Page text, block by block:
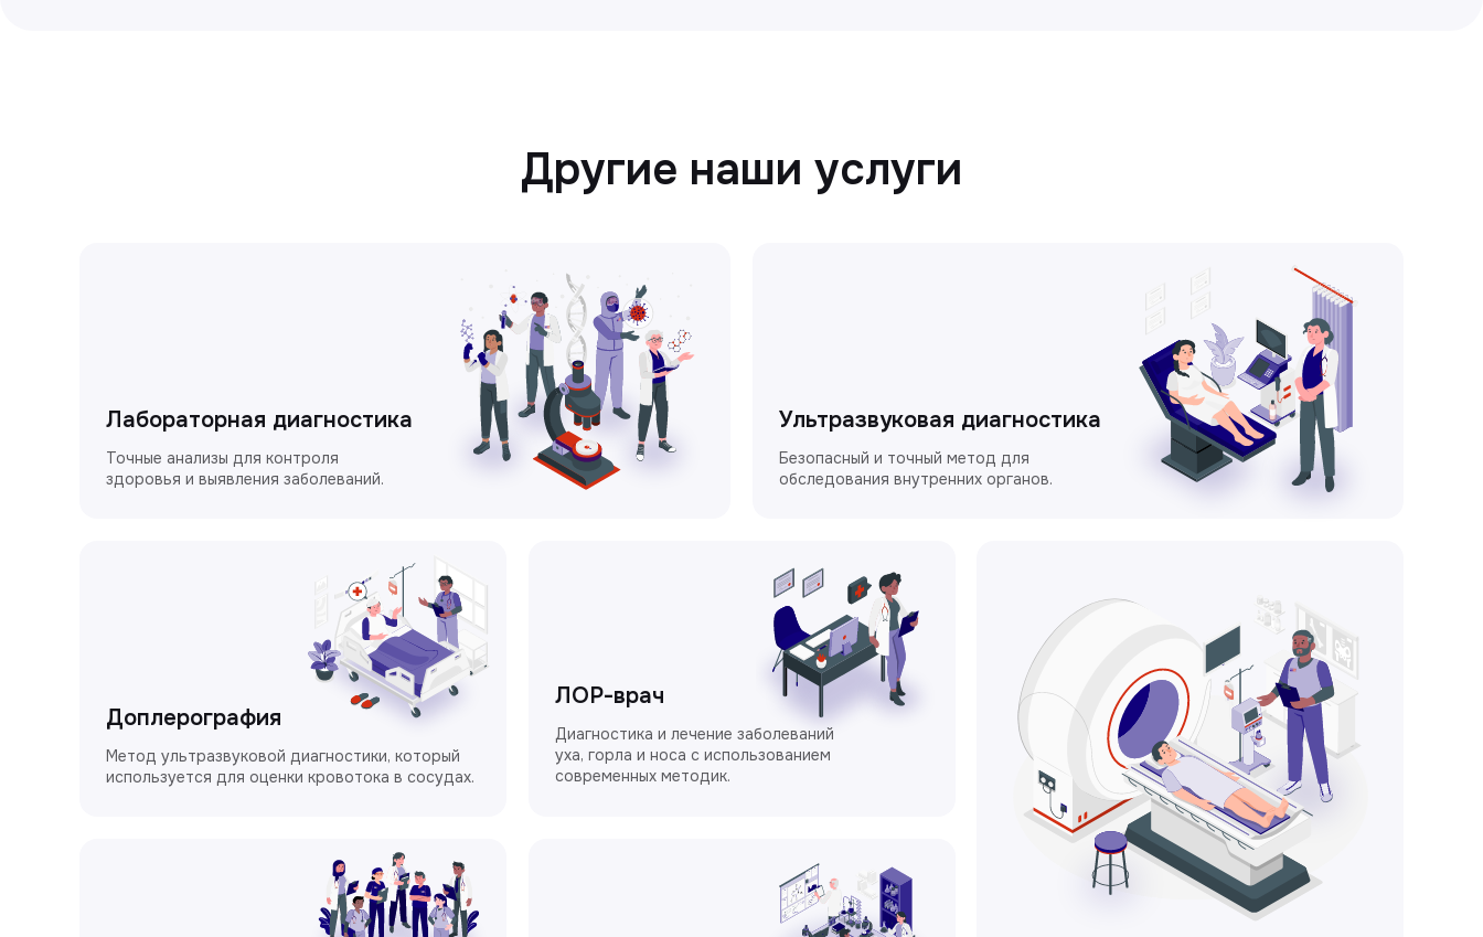
Другие наши услуги
Лабораторная диагностика
Точные анализы для контроля
здоровья и выявления заболеваний.
Ультразвуковая диагностика
Безопасный и точный метод для
обследования внутренних органов.
Доплерография
Метод ультразвуковой диагностики, который
используется для оценки кровотока в сосудах.
Диагностика и лечение заболеваний
уха, горла и носа с использованием
современных методик.
ЛОР-врач